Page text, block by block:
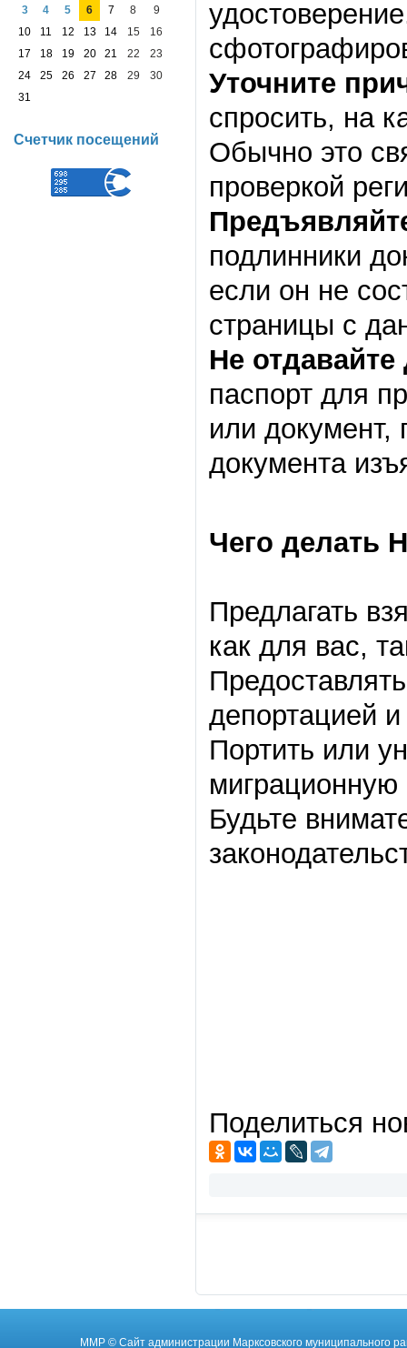
Уточните
спросить, на
Обычно это
проверкой
подлинники
если он не
страницы с
Не
паспорт для
или
документа
Чего делать
Предлагать
как для вас,
депортацией
Портить или
миграционную
Будьте
Поделиться
3
4 5 6 7 8
9
10
11 12 13 14 15
16
17
18 19 20 21 22
23
24
25 26 27 28 29
30
31
Счетчик посещений
ММР © Cайт администрации Марксовского муниципального